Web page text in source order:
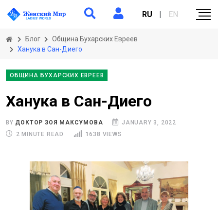
RU | EN
Блог
Община Бухарских Евреев
Ханука в Сан-Диего
ОБЩИНА БУХАРСКИХ ЕВРЕЕВ
Ханука в Сан-Диего
BY ДОКТОР ЗОЯ МАКСУМОВА
JANUARY 3, 2022
2 MINUTE READ
1638 VIEWS